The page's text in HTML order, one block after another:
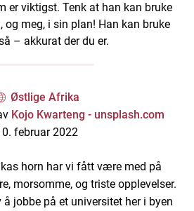
er viktigst. Tenk at han kan bruke
og meg, i sin plan! Han kan bruke
– akkurat der du er.
Østlige Afrika
Kojo Kwarteng - unsplash.com
februar 2022
horn har vi fått være med på
morsomme, og triste opplevelser.
jobbe på et universitet her i byen